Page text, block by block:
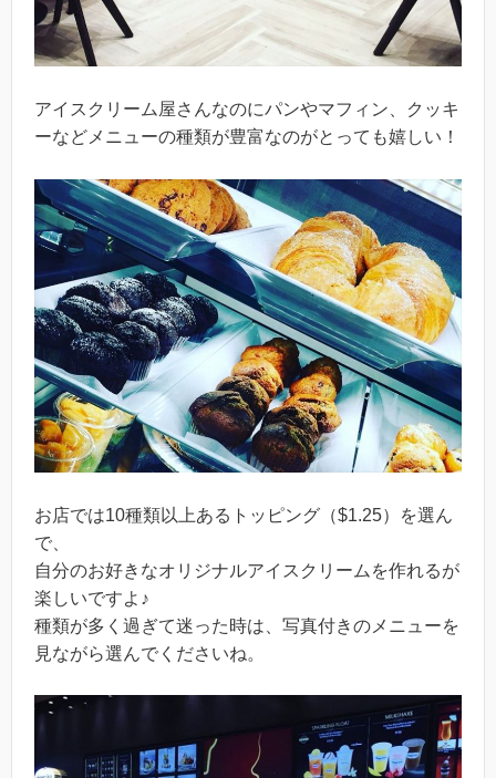
アイスクリーム屋さんなのにパンやマフィン、クッキ
ーなどメニューの種類が豊富なのがとっても嬉しい！
お店では10種類以上あるトッピング（$1.25）を選ん
で、
自分のお好きなオリジナルアイスクリームを作れるが
楽しいですよ♪
種類が多く過ぎて迷った時は、写真付きのメニューを
見ながら選んでくださいね。